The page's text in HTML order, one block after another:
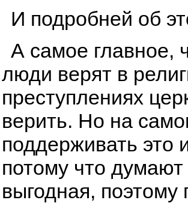
И подробней об
А самое главное,
люди верят в
преступлениях
верить. Но на
поддерживать это
потому что
выгодная, поэтому